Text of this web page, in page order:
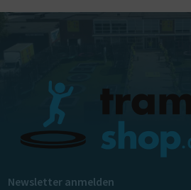
Newsletter anmelden